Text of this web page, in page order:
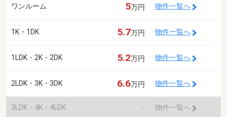
ワンルーム 5万円 物件一覧へ
1K・1DK 5.7万円 物件一覧へ
1LDK・2K・2DK 5.2万円 物件一覧へ
2LDK・3K・3DK 6.6万円 物件一覧へ
3LDK・4K・4LDK - 物件一覧へ